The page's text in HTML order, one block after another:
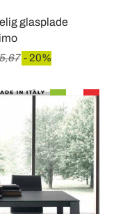
glasplade
- 20%